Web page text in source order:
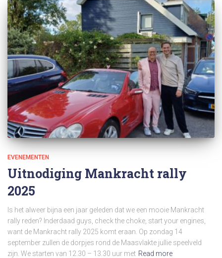
EVENEMENTEN
Uitnodiging Mankracht rally
2025
Is het alweer bijna een jaar geleden dat we een mooie Mankracht
rally reden? Inderdaad guys, check the choke, start your engines,
want de Mankracht rally 2025 komt eraan. Op zondag 14
september zullen de dorpjes rond de Maasvlakte jullie speelveld
zijn. We starten van 12.30 – 13.30 uur met Read more